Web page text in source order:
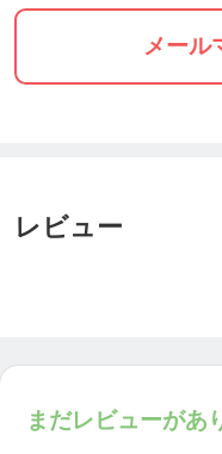
メール
レビュー
まだレビューがあ